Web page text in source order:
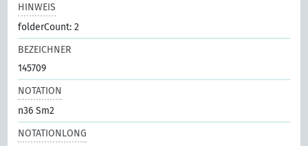
HINWEIS
folderCount: 2
BEZEICHNER
145709
NOTATION
n36 Sm2
NOTATIONLONG